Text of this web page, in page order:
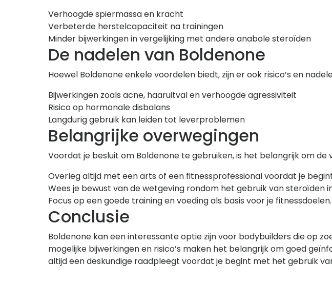
Verhoogde spiermassa en kracht
Verbeterde herstelcapaciteit na trainingen
Minder bijwerkingen in vergelijking met andere anabole steroïden
De nadelen van Boldenone
Hoewel Boldenone enkele voordelen biedt, zijn er ook risico’s en
Bijwerkingen zoals acne, haaruitval en verhoogde agressiviteit
Risico op hormonale disbalans
Langdurig gebruik kan leiden tot leverproblemen
Belangrijke overwegingen
Voordat je besluit om Boldenone te gebruiken, is het belangrijk om
Overleg altijd met een arts of een fitnessprofessional voordat je
Wees je bewust van de wetgeving rondom het gebruik van steroïden
Focus op een goede training en voeding als basis voor je fitnessdoelen.
Conclusie
Boldenone kan een interessante optie zijn voor bodybuilders die op
mogelijke bijwerkingen en risico’s maken het belangrijk om goed
altijd een deskundige raadpleegt voordat je begint met het gebruik